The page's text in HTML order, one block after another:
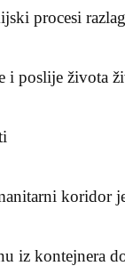
procesi
i poslije života
koridor
iz kontejnera